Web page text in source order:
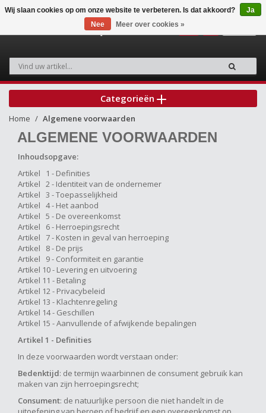
Categorieën
Home Algemene voorwaarden
ALGEMENE VOORWAARDEN
Inhoudsopgave:
Artikel 1 - Definities
Artikel 2 - Identiteit van de ondernemer
Artikel 3 - Toepasselijkheid
Artikel 4 - Het aanbod
Artikel 5 - De overeenkomst
Artikel 6 - Herroepingsrecht
Artikel 7 - Kosten in geval van herroeping
Artikel 8 - De prijs
Artikel 9 - Conformiteit en garantie
Artikel 10 - Levering en uitvoering
Artikel 11 - Betaling
Artikel 12 - Privacybeleid
Artikel 13 - Klachtenregeling
Artikel 14 - Geschillen
Artikel 15 - Aanvullende of afwijkende bepalingen
Artikel 1 - Definities
In deze voorwaarden wordt verstaan onder:
Bedenktijd: de termijn waarbinnen de consument gebruik kan
maken van zijn herroepingsrecht;
Consument: de natuurlijke persoon die niet handelt in de
Wij slaan cookies op om onze website te verbeteren. Is dat akkoord?
Ja
Nee
Meer over cookies »